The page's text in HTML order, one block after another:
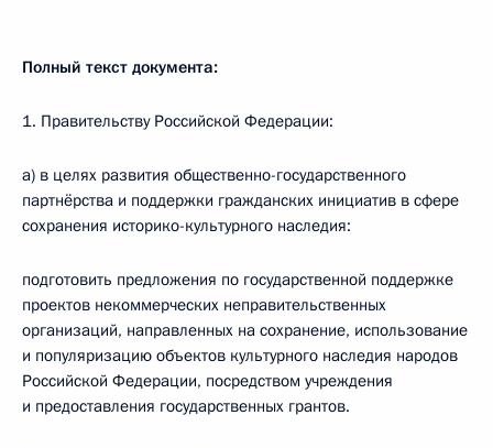
Полный текст документа:
1. Правительству Российской Федерации:
а) в целях развития общественно-государственного
партнёрства и поддержки гражданских инициатив в сфере
сохранения историко-культурного наследия:
подготовить предложения по государственной поддержке
проектов некоммерческих неправительственных
организаций, направленных на сохранение, использование
и популяризацию объектов культурного наследия народов
Российской Федерации, посредством учреждения
и предоставления государственных грантов.